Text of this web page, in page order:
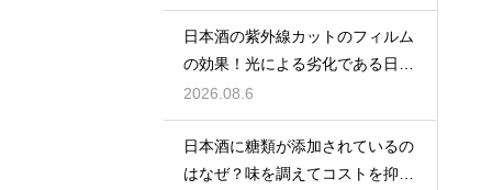
日本酒の紫外線カットのフィルム
の効果！光による劣化である日光
臭を防ぐ
2026.08.6
日本酒に糖類が添加されているの
はなぜ？味を調えてコストを抑え